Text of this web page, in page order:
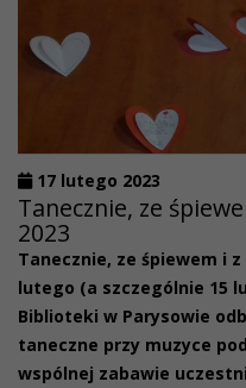
17 lutego 2023
Tanecznie, ze
2023
Tanecznie, ze śpiewem i
lutego (a szczególnie 15
Biblioteki w Parysowie
taneczne przy muzyce
wspólnej zabawie